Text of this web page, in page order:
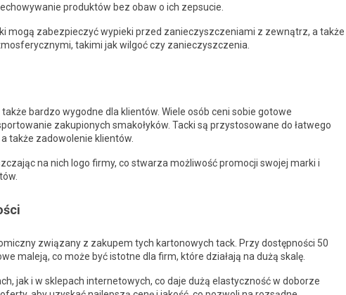
produktów bez obaw o ich zepsucie.
mogą zabezpieczyć wypieki przed zanieczyszczeniami z zewnątrz, a także
takimi jak wilgoć czy zanieczyszczenia.
bardzo wygodne dla klientów. Wiele osób ceni sobie gotowe
zakupionych smakołyków. Tacki są przystosowane do łatwego
także zadowolenie klientów.
na nich logo firmy, co stwarza możliwość promocji swojej marki i
związany z zakupem tych kartonowych tack. Przy dostępności 50
maleją, co może być istotne dla firm, które działają na dużą skalę.
jak i w sklepach internetowych, co daje dużą elastyczność w doborze